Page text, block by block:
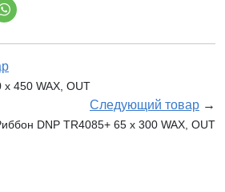
450 WAX, OUT
Следующий товар →
DNP TR4085+ 65 x 300 WAX, OUT